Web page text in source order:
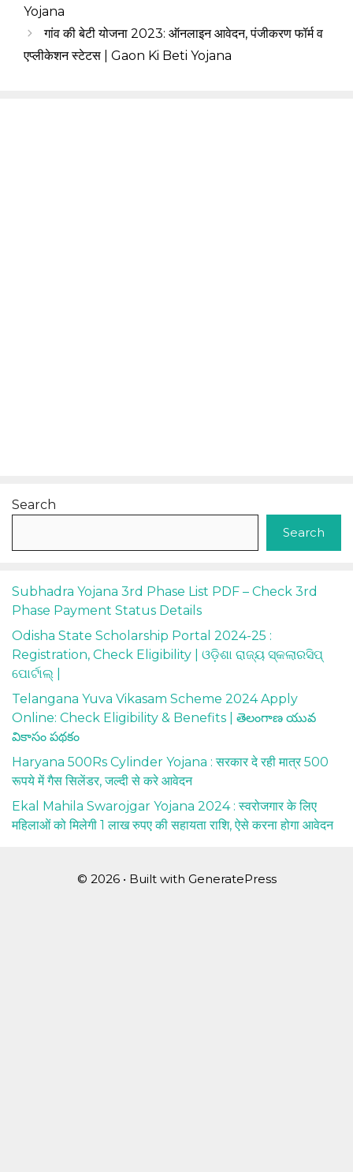
Yojana
गांव की बेटी योजना 2023: ऑनलाइन आवेदन, पंजीकरण फॉर्म व
एप्लीकेशन स्टेटस | Gaon Ki Beti Yojana
Search
Search
Subhadra Yojana 3rd Phase List PDF – Check 3rd
Phase Payment Status Details
Odisha State Scholarship Portal 2024-25 :
Registration, Check Eligibility | ଓଡ଼ିଶା ରାଜ୍ୟ ସ୍କଲାରସିପ୍
ପୋର୍ଟାଲ୍ |
Telangana Yuva Vikasam Scheme 2024 Apply
Online: Check Eligibility & Benefits | తెలంగాణ యువ
వికాసం పథకం
Haryana 500Rs Cylinder Yojana : सरकार दे रही मात्र 500
रूपये में गैस सिलेंडर, जल्दी से करे आवेदन
Ekal Mahila Swarojgar Yojana 2024 : स्वरोजगार के लिए
महिलाओं को मिलेगी 1 लाख रुपए की सहायता राशि, ऐसे करना होगा आवेदन
© 2026 • Built with GeneratePress